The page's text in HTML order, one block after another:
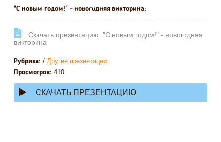
ОНЛАЙН
"С новым годом!" - новогодняя викторина:
Cкачать презентацию: "С новым годом!" - новогодняя
викторина
Рубрика: / Другие презентации
Просмотров: 410
СКАЧАТЬ ПРЕЗЕНТАЦИЮ